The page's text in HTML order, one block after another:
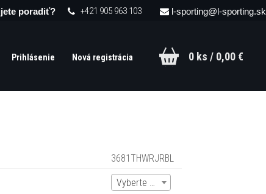
poradiť? +421 905 963 103 l-sporting@l-sporting.sk
Prihlásenie Nová registrácia 0 ks / 0,00 €
3681THWRJRBL
Vyberte (1)